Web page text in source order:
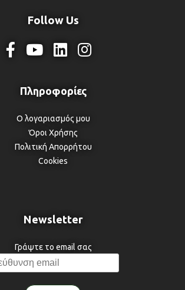
Follow Us
Ο λογαριασμός μου
Όροι Χρήσης
Πολιτική Απορρήτου
Cookies
Newsletter
Γράψτε το email σας